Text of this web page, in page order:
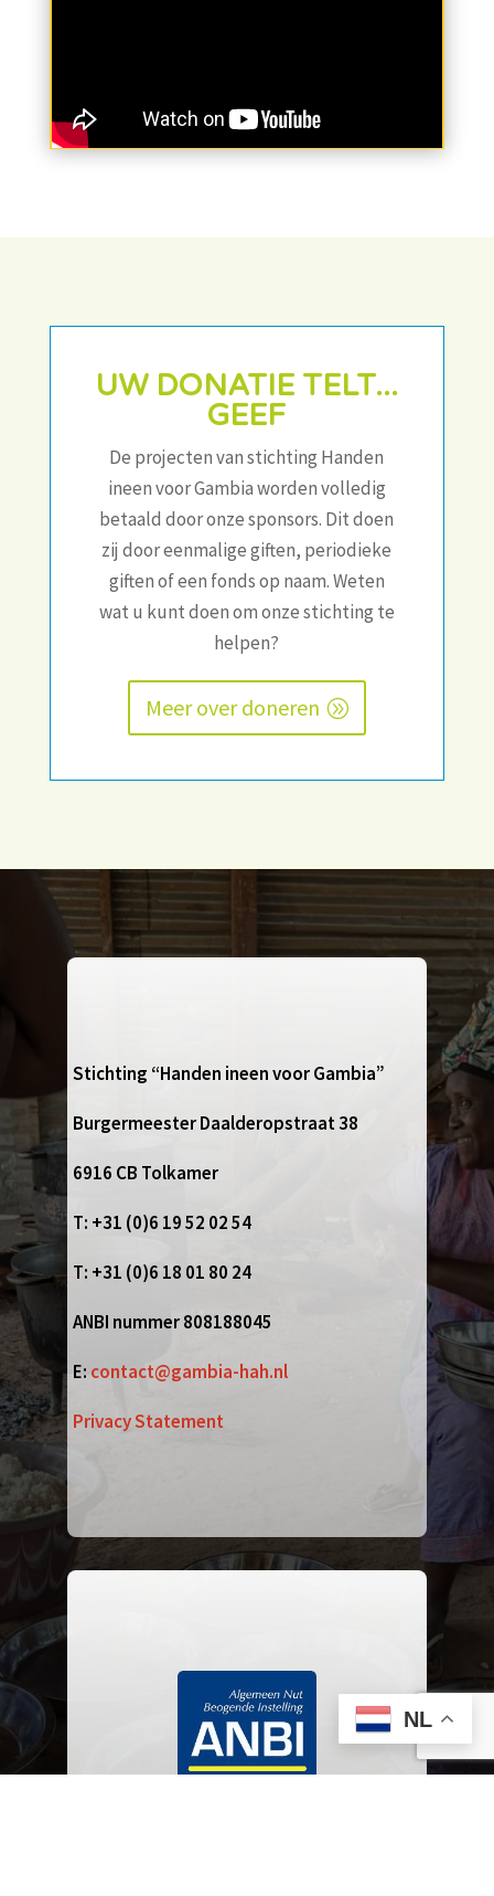
UW DONATIE TELT...
GEEF
De projecten van stichting Handen
ineen voor Gambia worden volledig
betaald door onze sponsors. Dit doen
zij door eenmalige giften, periodieke
giften of een fonds op naam. Weten
wat u kunt doen om onze stichting te
helpen?
Meer over doneren
Stichting “Handen ineen voor Gambia”
Burgermeester Daalderopstraat 38
6916 CB Tolkamer
T: +31 (0)6 19 52 02 54
T: +31 (0)6 18 01 80 24
ANBI nummer 808188045
E: contact@gambia-hah.nl
Privacy Statement
NL